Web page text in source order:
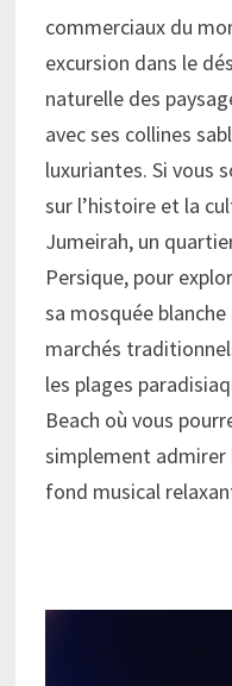
commerciaux du
excursion dans le
naturelle des
avec ses collines
luxuriantes. Si vous
sur l’histoire et la
Jumeirah, un
Persique, pour
sa mosquée
marchés
les plages
Beach où vous
simplement admirer
fond musical